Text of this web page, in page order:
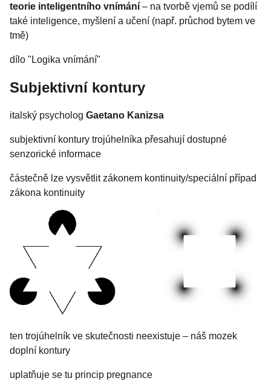
teorie inteligentního vnímání – na tvorbě vjemů se podílí
také inteligence, myšlení a učení (např. průchod bytem ve
tmě)
dílo "Logika vnímání"
Subjektivní kontury
italský psycholog Gaetano Kanizsa
subjektivní kontury trojúhelníka přesahují dostupné
senzorické informace
částečně lze vysvětlit zákonem kontinuity/speciální případ
zákona kontinuity
ten trojúhelník ve skutečnosti neexistuje – náš mozek
doplní kontury
uplatňuje se tu princip pregnance